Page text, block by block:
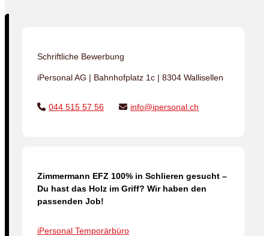
Schriftliche Bewerbung
iPersonal AG | Bahnhofplatz 1c | 8304 Wallisellen
044 515 57 56 info@ipersonal.ch
Zimmermann EFZ 100% in Schlieren gesucht –
Du hast das Holz im Griff? Wir haben den
passenden Job!
iPersonal Temporärbüro